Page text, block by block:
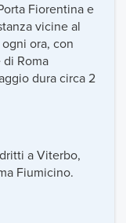
Fiorentina e
vicine al
ora, con
Roma
dura circa 2
a Viterbo,
Fiumicino.